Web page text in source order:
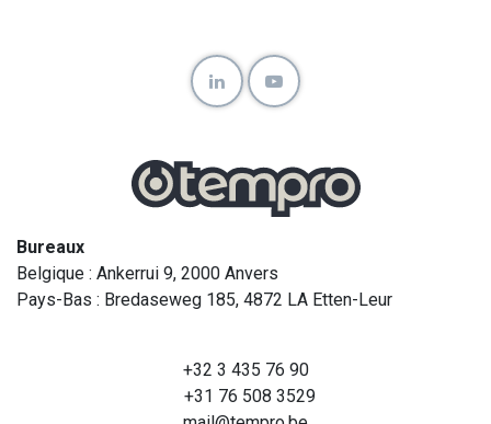
Bureaux
Belgique : Ankerrui 9, 2000 Anvers
Pays-Bas : Bredaseweg 185, 4872 LA Etten-Leur
+32 3 435 76 90
+31 76 508 3529